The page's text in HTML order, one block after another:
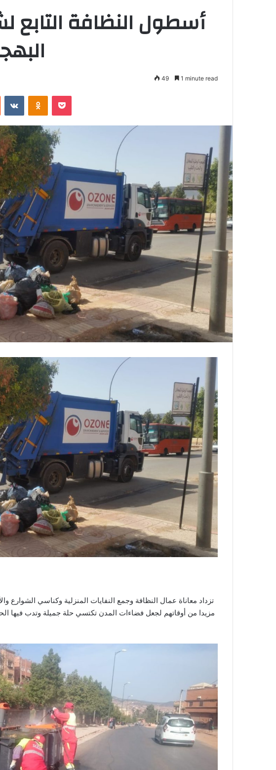
أسطول النظافة التابع
49 1 minute read
Reddit VKontakteOdnoklassniki
Pocket
تزداد معاناة عمال النظافة وجمع النفايات المنزلية وكناسي الشوارع
مزيدا من أوقاتهم لجعل فضاءات المدن تكتسي حلة جميلة وتدب فيها